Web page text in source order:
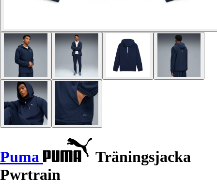
Puma
Träningsjacka
Pwrtrain